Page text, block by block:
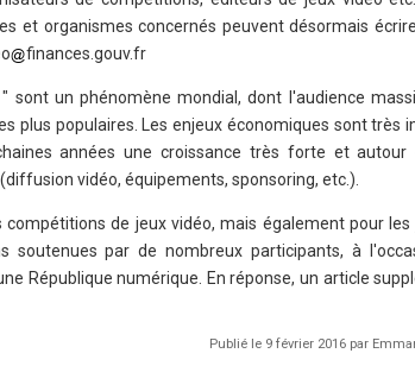
et organismes concernés peuvent désormais
finances.gouv.fr
" sont un phénomène mondial, dont l'audience
plus populaires. Les enjeux économiques sont très
années une croissance très forte et autour
vidéo, équipements, sponsoring, etc.).
de jeux vidéo, mais également pour
soutenues par de nombreux participants, à
République numérique. En réponse, un article
Publié le 9 février 2016 par